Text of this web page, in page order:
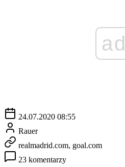
ad
24.07.2020 08:55
Rauer
realmadrid.com, goal.com
23 komentarzy